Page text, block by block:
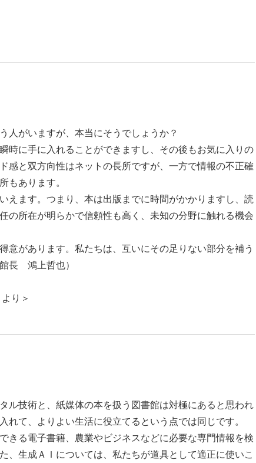
がいますが、本当にそうでしょうか？
に手に入れることができますし、その後もお気に入りの
感と双方向性はネットの長所ですが、一方で情報の不正確
もあります。
ます。つまり、本は出版までに時間がかかりますし、読
の所在が明らかで信頼性も高く、未知の分野に触れる機会
があります。私たちは、互いにその足りない部分を補う
長 鴻上哲也）
り＞
技術と、紙媒体の本を扱う図書館は対極にあると思われ
て、よりよい生活に役立てるという点では同じです。
る電子書籍、農業やビジネスなどに必要な専門情報を検
生成ＡＩについては、私たちが道具として適正に使いこ